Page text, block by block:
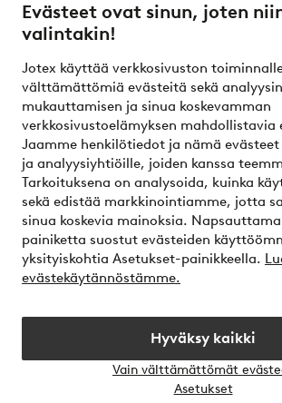
Evästeet ovat sinun, joten
valintakin!
Jotex käyttää verkkosivuston
välttämättömiä evästeitä sekä
mukauttamisen ja sinua koskevamman
verkkosivustoelämyksen mahdollistavia
Jaamme henkilötiedot ja nämä
ja analyysiyhtiöille, joiden kanssa
Tarkoituksena on analysoida, kuinka
sekä edistää markkinointiamme, jotta
sinua koskevia mainoksia.
painiketta suostut evästeiden
yksityiskohtia Asetukset-painikkeella.
evästekäytännöstämme.
Hyväksy kaikki
Vain välttämättömät
Asetukset
Ehdot
Ystävät
Turvalliset maksut – maksa nyt
Haluatko tietää lisää
elpy